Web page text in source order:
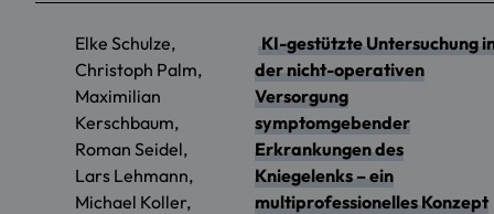
Elke Schulze,
Christoph Palm,
Maximilian
Kerschbaum,
Roman Seidel,
Lars Lehmann,
Michael Koller,
KI-gestützte Untersuchung
der nicht-operativen
Versorgung
symptomgebender
Erkrankungen des
Kniegelenks – ein
multiprofessionelles Konzept